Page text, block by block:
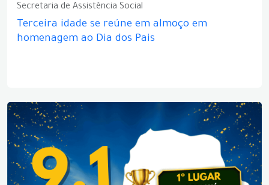
Secretaria de Assistência Social
Terceira idade se reúne em almoço em
homenagem ao Dia dos Pais